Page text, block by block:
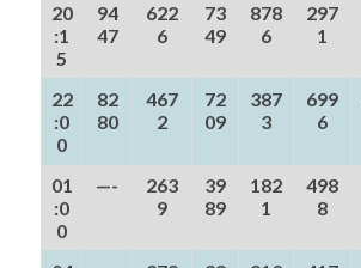
20
:1
5
94
47
622
6
73
49
878
6
297
1
22
:0
0
82
80
467
2
72
09
387
3
699
6
01
:0
0
—-
263
9
39
89
182
1
498
8